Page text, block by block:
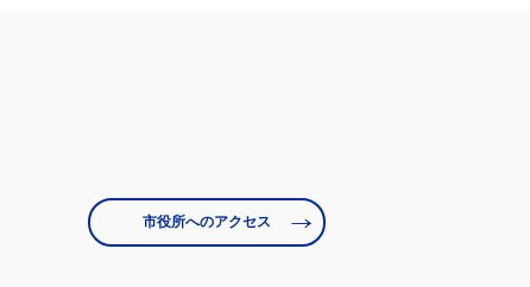
市役所へのアクセス